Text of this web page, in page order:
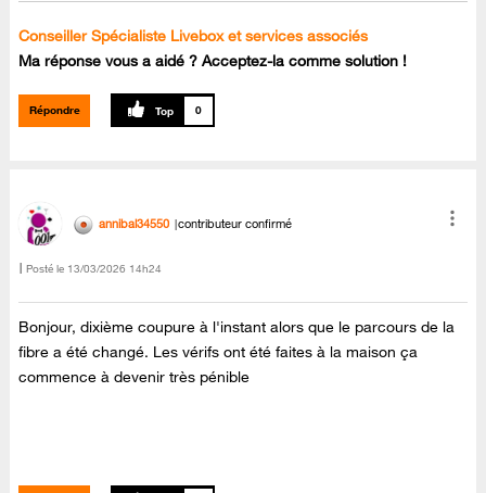
Conseiller Spécialiste Livebox et services associés
Ma réponse vous a aidé ? Acceptez-la comme solution !
Répondre 0
annibal34550 contributeur confirmé
Posté le ‎13/03/2026 14h24
Bonjour, dixième coupure à l'instant alors que le parcours de la
fibre a été changé. Les vérifs ont été faites à la maison ça
commence à devenir très pénible